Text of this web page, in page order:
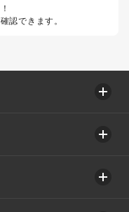
認できます。